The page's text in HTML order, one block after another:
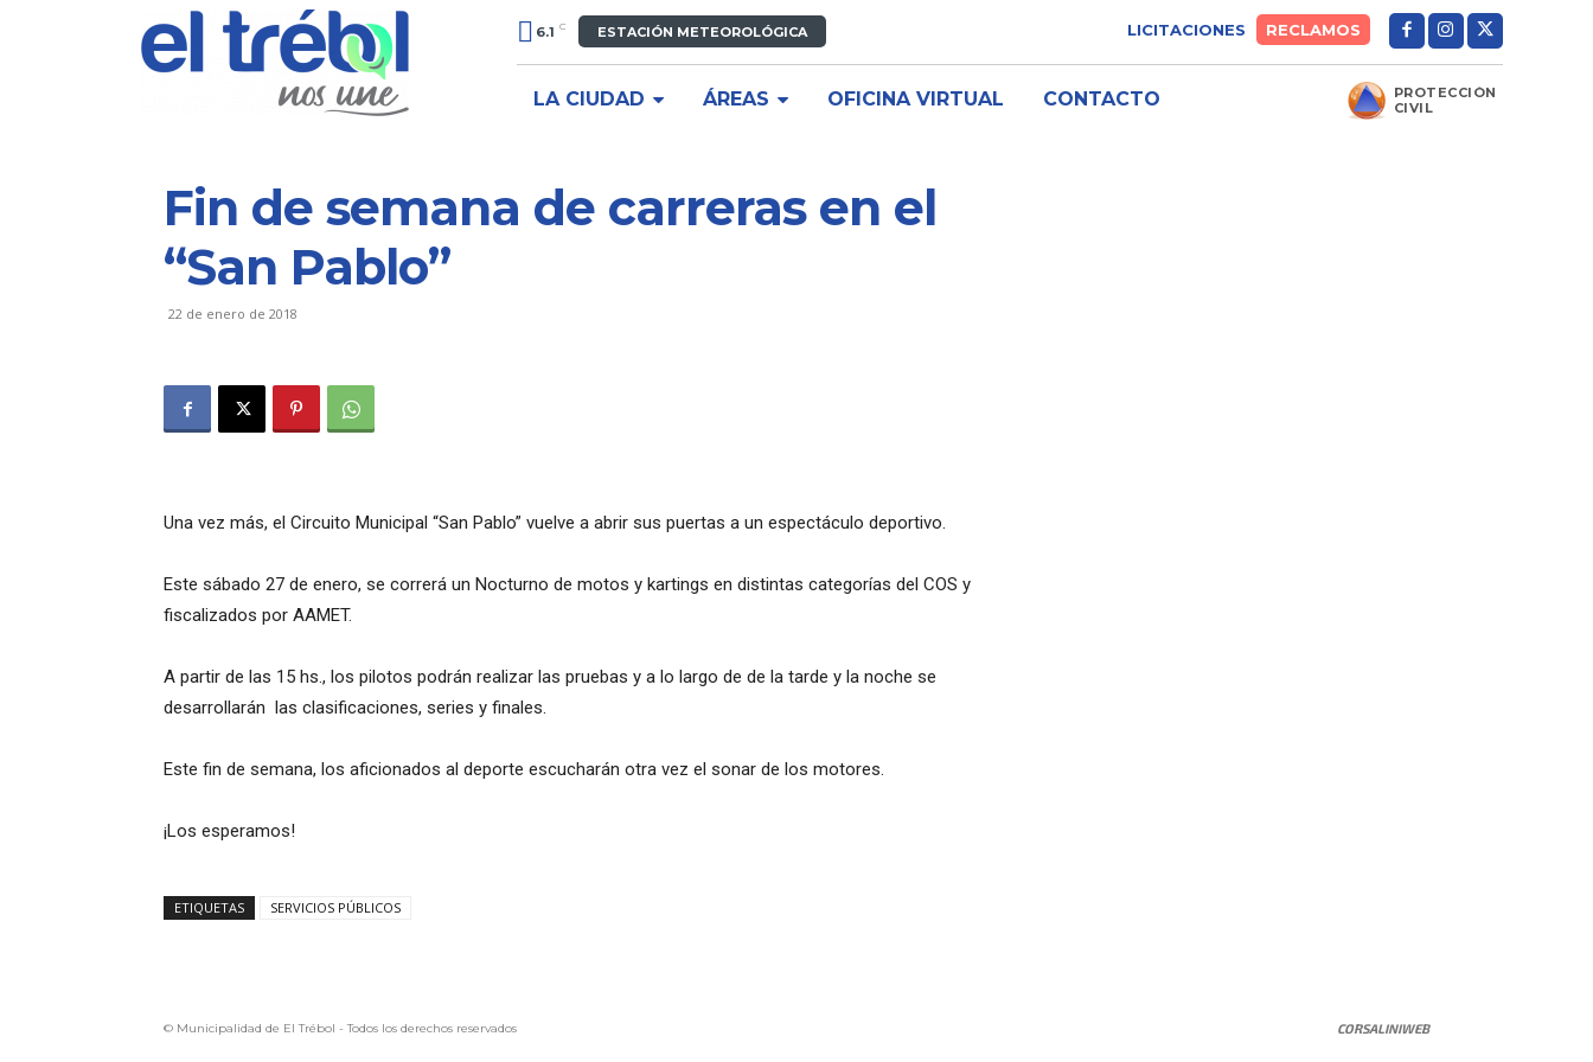
6.1 C ESTACIÓN METEOROLÓGICA LICITACIONES RECLAMOS
LA CIUDAD ÁREAS OFICINA VIRTUAL CONTACTO
PROTECCIÓN
CIVIL
Fin de semana de carreras en el
“San Pablo”
22 de enero de 2018
Una vez más, el Circuito Municipal “San Pablo” vuelve a abrir sus puertas a un espectáculo deportivo.
Este sábado 27 de enero, se correrá un Nocturno de motos y kartings en distintas categorías del COS y
fiscalizados por AAMET.
A partir de las 15 hs., los pilotos podrán realizar las pruebas y a lo largo de de la tarde y la noche se
desarrollarán las clasificaciones, series y finales.
Este fin de semana, los aficionados al deporte escucharán otra vez el sonar de los motores.
¡Los esperamos!
ETIQUETAS SERVICIOS PÚBLICOS
CORSALINIWEB
© Municipalidad de El Trébol - Todos los derechos reservados